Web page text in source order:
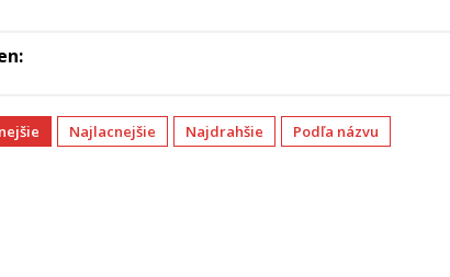
Najlacnejšie Najdrahšie Podľa názvu